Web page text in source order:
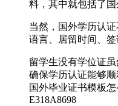
料，其中就包括了
当然，国外学历认
语言、居留时间、
留学生没有学位证
确保学历认证能够顺
国外毕业证书模板
E318A8698